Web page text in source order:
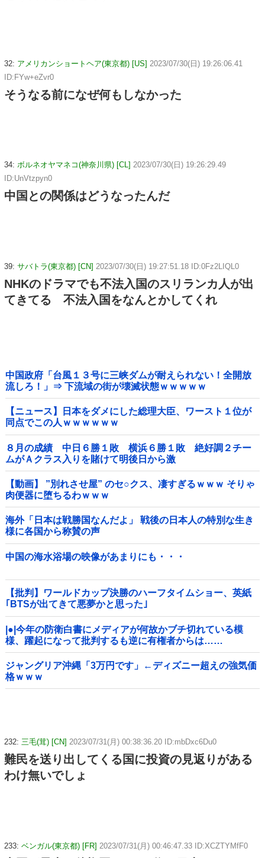
32: アメリカンショートヘア(東京都) [US] 2023/07/30(日) 19:26:06.41
ID:FYw+eZvr0
そうなる前になぜ何もしなかった
34: ボルネオヤマネコ(神奈川県) [CL] 2023/07/30(日) 19:26:29.49
ID:UnVtzpyn0
中国との関係はどうなったんだ
39: サバトラ(東京都) [CN] 2023/07/30(日) 19:27:51.18 ID:0Fz2LIQL0
NHKのドラマでも不法入国のスリランカ人が出
てきてる 不法入国をなんとかしてくれ
中国政府「台風１３号に三峡ダムが耐えられない！全開放
流しろ！」⇒ 下流域の街が壊滅状態ｗｗｗｗｗ
【ニュース】日本をダメにした総理大臣、ワースト１位が
同点でこの人ｗｗｗｗｗｗ
８月の成績 中日６勝１敗 横浜６勝１敗 絶好調２チー
ムがＡクラス入りを賭けて明後日から激
突！！！！！！！！！他
【動画】 ”別れさせ屋” のセ○クス、凄すぎるｗｗｗ そりゃ
肉便器に堕ちるわｗｗｗ
海外「日本は戦勝国なんだよ」 戦後の日本人の特別な生き
様に各国から称賛の声
中国の海水浴場の映像があまりにも・・・
【批判】ワールドカップ決勝のハーフタイムショー、英紙
｢BTSが出てきて悪夢かと思った｣
|●|今年の防衛白書にメディアが何故かブチ切れている模
様、躍起になって批判するも逆に有権者からは……
ジャングリア沖縄「3万円です」←ディズニー超えの強気価
格ｗｗｗ
232: 三毛(茸) [CN] 2023/07/31(月) 00:38:36.20 ID:mbDxc6Du0
難民を送り出してくる国に投資の見返りがある
わけ無いでしょ
233: ベンガル(東京都) [FR] 2023/07/31(月) 00:46:47.33 ID:XCZTYMfF0